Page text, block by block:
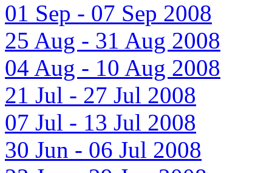
01 Sep - 07 Sep 2008
25 Aug - 31 Aug 2008
04 Aug - 10 Aug 2008
21 Jul - 27 Jul 2008
07 Jul - 13 Jul 2008
30 Jun - 06 Jul 2008